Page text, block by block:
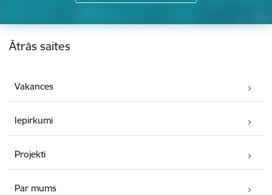
Kājene
Ātrās saites
Vakances
Iepirkumi
Projekti
Par mums